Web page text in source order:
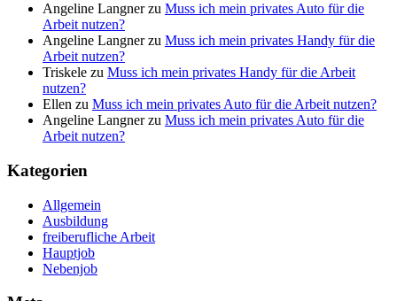
Angeline Langnerzu Muss ich mein privates Auto für die
Arbeit nutzen?
Angeline Langnerzu Muss ich mein privates Handy für die
Arbeit nutzen?
Triskele zu Muss ich mein privates Handy für die Arbeit
nutzen?
Ellen zu Muss ich mein privates Auto für die Arbeit nutzen?
Angeline Langnerzu Muss ich mein privates Auto für die
Arbeit nutzen?
Kategorien
Allgemein
Ausbildung
freiberufliche Arbeit
Hauptjob
Nebenjob